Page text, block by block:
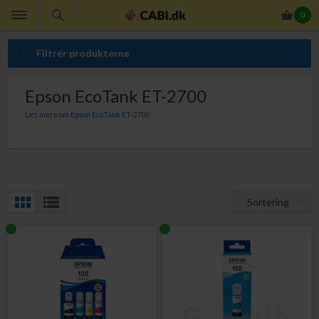
0
Filtrér produkterne
Epson EcoTank ET-2700
Læs mere om Epson EcoTank ET-2700
Sortering